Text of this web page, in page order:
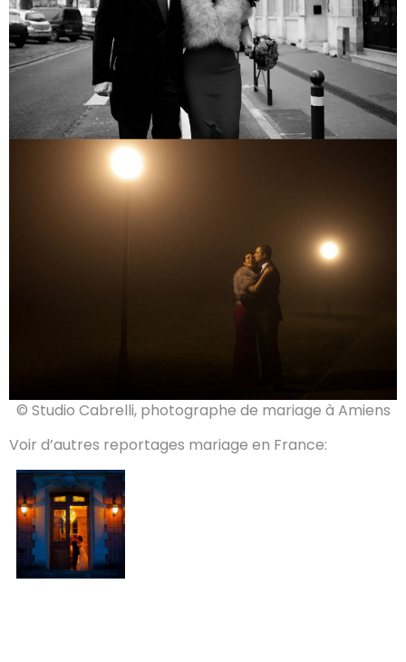
© Studio Cabrelli, photographe de mariage à Amiens
Voir d’autres reportages mariage en France: